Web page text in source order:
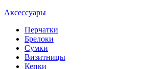
Аксессуары
Перчатки
Брелоки
Сумки
Визитницы
Кепки